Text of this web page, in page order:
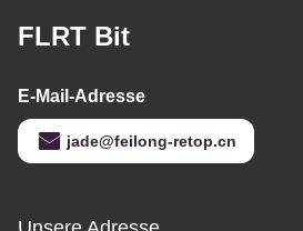
FLRT Bit
E-Mail-Adresse
jade@feilong-retop.cn